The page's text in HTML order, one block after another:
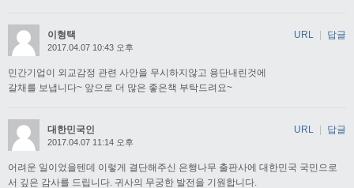
이형택
2017.04.07 10:43 오후
민간기업이 외교감정 관련 사안을 무시하지않고 용단내린것에
갈채를 보냅니다~ 앞으로 더 많은 좋은책 부탁드려요~
URL 답글
대한민국인
2017.04.07 11:14 오후
어려운 일이었을텐데 이렇게 결단해주신 은행나무 출판사에 대한민국 국민으로
서 깊은 감사를 드립니다. 귀사의 무궁한 발전을 기원합니다.
URL 답글